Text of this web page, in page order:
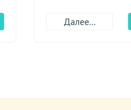
в корзину Далее...